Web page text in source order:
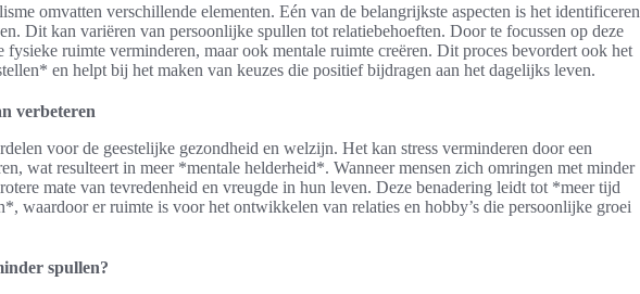
omvatten verschillende elementen. Eén van de belangrijkste aspecten is het identificeren
Dit kan variëren van persoonlijke spullen tot relatiebehoeften. Door te focussen op deze
fysieke ruimte verminderen, maar ook mentale ruimte creëren. Dit proces bevordert ook het
en helpt bij het maken van keuzes die positief bijdragen aan het dagelijks leven.
verbeteren
voor de geestelijke gezondheid en welzijn. Het kan stress verminderen door een
wat resulteert in meer *mentale helderheid*. Wanneer mensen zich omringen met minder
mate van tevredenheid en vreugde in hun leven. Deze benadering leidt tot *meer tijd
waardoor er ruimte is voor het ontwikkelen van relaties en hobby’s die persoonlijke groei
spullen?